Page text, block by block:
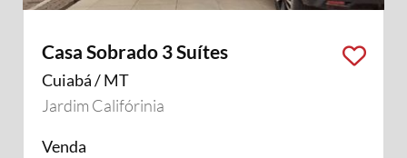
Casa Sobrado 3 Suítes
Cuiabá / MT
Jardim Califórinia
Venda